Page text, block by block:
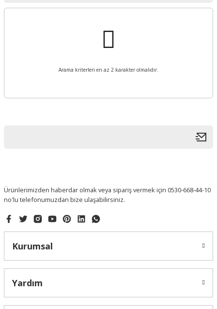
Arama kriterleri en az 2 karakter olmalıdır.
Ürünlerimizden haberdar olmak veya sipariş vermek için 0530-668-44-10
no'lu telefonumuzdan bize ulaşabilirsiniz.
Kurumsal
Yardım